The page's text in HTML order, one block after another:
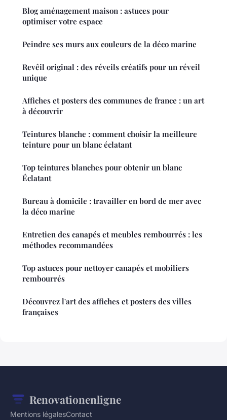
Blog aménagement maison : astuces pour
optimiser votre espace
Peindre ses murs aux couleurs de la déco marine
Revêil original : des réveils créatifs pour un réveil
unique
Affiches et posters des communes de france : un art
à découvrir
Teintures blanche : comment choisir la meilleure
teinture pour un blanc éclatant
Top teintures blanches pour obtenir un blanc
Éclatant
Bureau à domicile : travailler en bord de mer avec
la déco marine
Entretien des canapés et meubles rembourrés : les
méthodes recommandées
Top astuces pour nettoyer canapés et mobiliers
rembourrés
Découvrez l'art des affiches et posters des villes
françaises
Renovationenligne
Mentions légalesContact